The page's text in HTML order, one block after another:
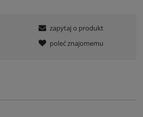
zapytaj o produkt
poleć znajomemu